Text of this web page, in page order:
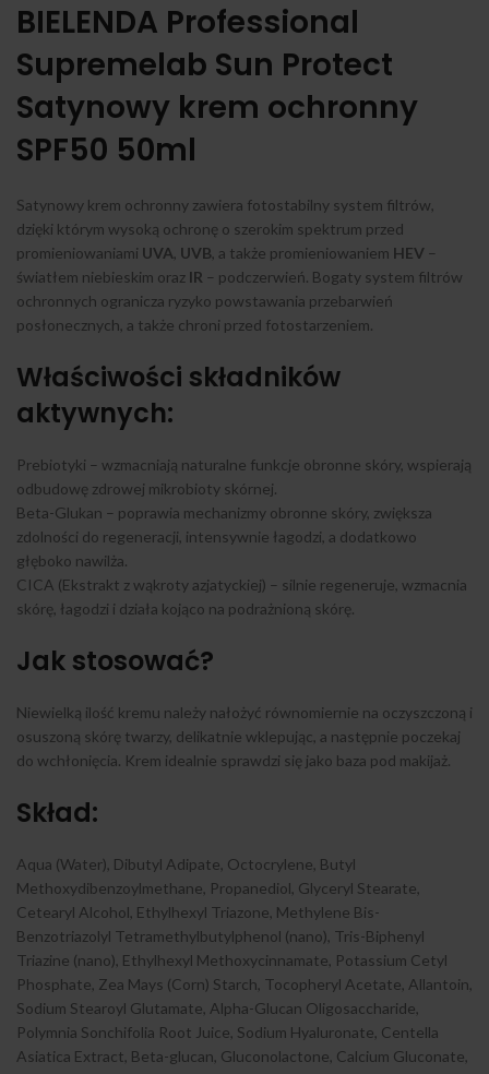
BIELENDA Professional
Supremelab Sun Protect
Satynowy krem ochronny
SPF50 50ml
Satynowy krem ochronny zawiera fotostabilny system filtrów,
dzięki którym wysoką ochronę o szerokim spektrum przed
promieniowaniami UVA UVB , a także promieniowaniem HEV –
światłem niebieskim oraz IR – podczerwień. Bogaty system filtrów
ochronnych ogranicza ryzyko powstawania przebarwień
posłonecznych, a także chroni przed fotostarzeniem.
Właściwości składników
aktywnych:
Prebiotyki – wzmacniają naturalne funkcje obronne skóry, wspierają
odbudowę zdrowej mikrobioty skórnej.
Beta-Glukan – poprawia mechanizmy obronne skóry, zwiększa
zdolności do regeneracji, intensywnie łagodzi, a dodatkowo
głęboko nawilża.
CICA (Ekstrakt z wąkroty azjatyckiej) – silnie regeneruje, wzmacnia
skórę, łagodzi i działa kojąco na podrażnioną skórę.
Jak stosować?
Niewielką ilość kremu należy nałożyć równomiernie na oczyszczoną i
osuszoną skórę twarzy, delikatnie wklepując, a następnie poczekaj
do wchłonięcia. Krem idealnie sprawdzi się jako baza pod makijaż.
Skład:
Aqua (Water), Dibutyl Adipate, Octocrylene, Butyl
Methoxydibenzoylmethane, Propanediol, Glyceryl Stearate,
Cetearyl Alcohol, Ethylhexyl Triazone, Methylene Bis-
Benzotriazolyl Tetramethylbutylphenol (nano), Tris-Biphenyl
Triazine (nano), Ethylhexyl Methoxycinnamate, Potassium Cetyl
Phosphate, Zea Mays (Corn) Starch, Tocopheryl Acetate, Allantoin,
Sodium Stearoyl Glutamate, Alpha-Glucan Oligosaccharide,
Polymnia Sonchifolia Root Juice, Sodium Hyaluronate, Centella
Asiatica Extract, Beta-glucan, Gluconolactone, Calcium Gluconate,